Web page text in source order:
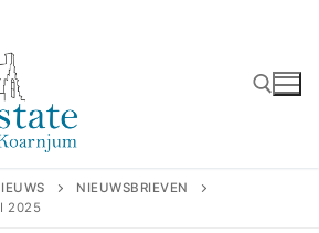
Zoeken naar:
NIEUWSBRIEVEN
2025